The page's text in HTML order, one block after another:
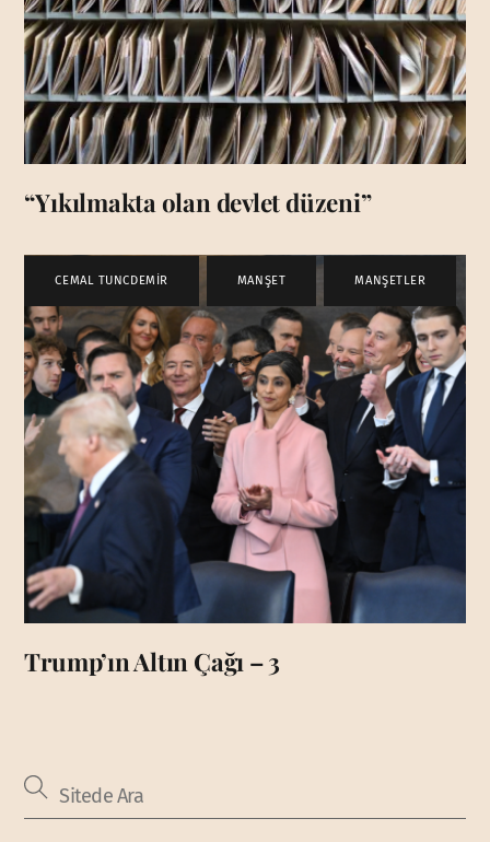
“Yıkılmakta olan devlet düzeni”
CEMAL TUNCDEMİR MANŞET MANŞETLER
Trump’ın Altın Çağı – 3